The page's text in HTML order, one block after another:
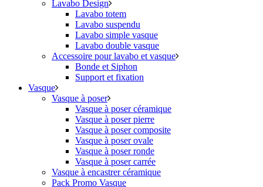
Lavabo Design
Lavabo totem
Lavabo suspendu
Lavabo simple vasque
Lavabo double vasque
Accessoire pour lavabo et vasque
Bonde et Siphon
Support et fixation
Vasque
Vasque à poser
Vasque à poser céramique
Vasque à poser pierre
Vasque à poser composite
Vasque à poser ovale
Vasque à poser ronde
Vasque à poser carrée
Vasque à encastrer céramique
Pack Promo Vasque